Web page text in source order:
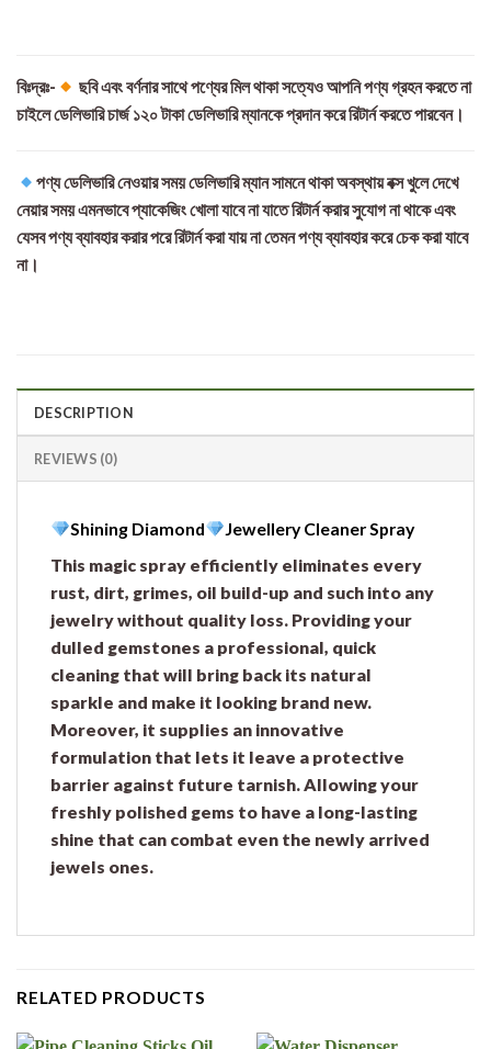
বিঃদ্রঃ-
ছবি এবং বর্ণনার সাথে পণ্যের মিল থাকা সত্যেও আপনি পণ্য গ্রহন করতে না
চাইলে ডেলিভারি চার্জ ১২০ টাকা ডেলিভারি ম্যানকে প্রদান করে রিটার্ন করতে পারবেন।
পণ্য ডেলিভারি নেওয়ার সময় ডেলিভারি ম্যান সামনে থাকা অবস্থায় বক্স খুলে দেখে
নেয়ার সময় এমনভাবে প্যাকেজিং খোলা যাবে না যাতে রিটার্ন করার সুযোগ না থাকে এবং
যেসব পণ্য ব্যাবহার করার পরে রিটার্ন করা যায় না তেমন পণ্য ব্যাবহার করে চেক করা যাবে
না।
DESCRIPTION
REVIEWS (0)
Shining Diamond
Jewellery Cleaner Spray
This magic spray efficiently eliminates every
rust, dirt, grimes, oil build-up and such into any
jewelry without quality loss. Providing your
dulled gemstones a professional, quick
cleaning that will bring back its natural
sparkle and make it looking brand new.
Moreover, it supplies an innovative
formulation that lets it leave a protective
barrier against future tarnish.Allowing your
freshly polished gems to have a long-lasting
shine that can combat even the newly arrived
jewels ones.
RELATED PRODUCTS